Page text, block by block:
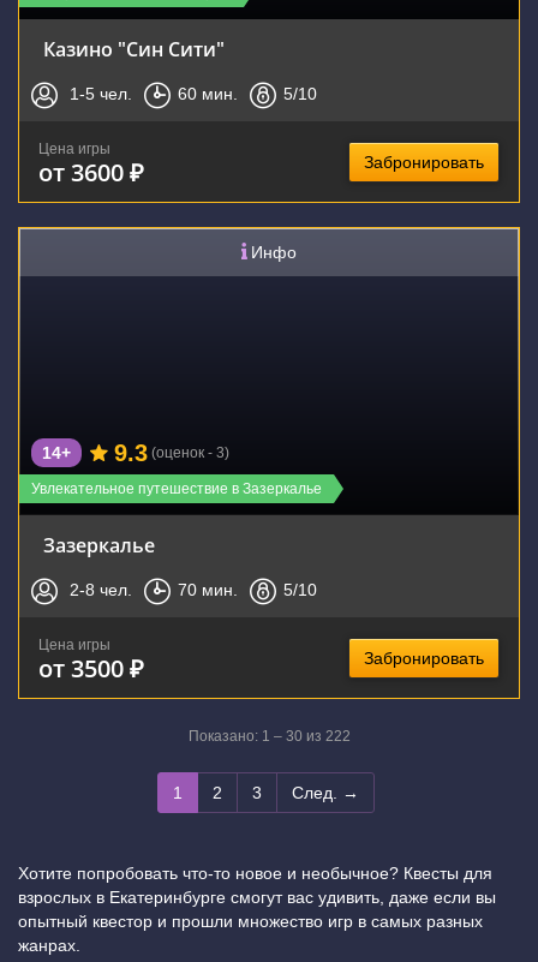
Казино "Син Сити"
1-5 чел. 60 мин. 5/10
Цена игры
от 3600 ₽ Забронировать
Инфо
Увлекательное путешествие в Зазеркалье
14+ 9.3 (оценок - 3)
Зазеркалье
2-8 чел. 70 мин. 5/10
Цена игры
от 3500 ₽ Забронировать
Показано: 1 – 30 из 222
1 2 3 След. →
Хотите попробовать что-то новое и необычное? Квесты для
взрослых в Екатеринбурге смогут вас удивить, даже если вы
опытный квестор и прошли множество игр в самых разных
жанрах.